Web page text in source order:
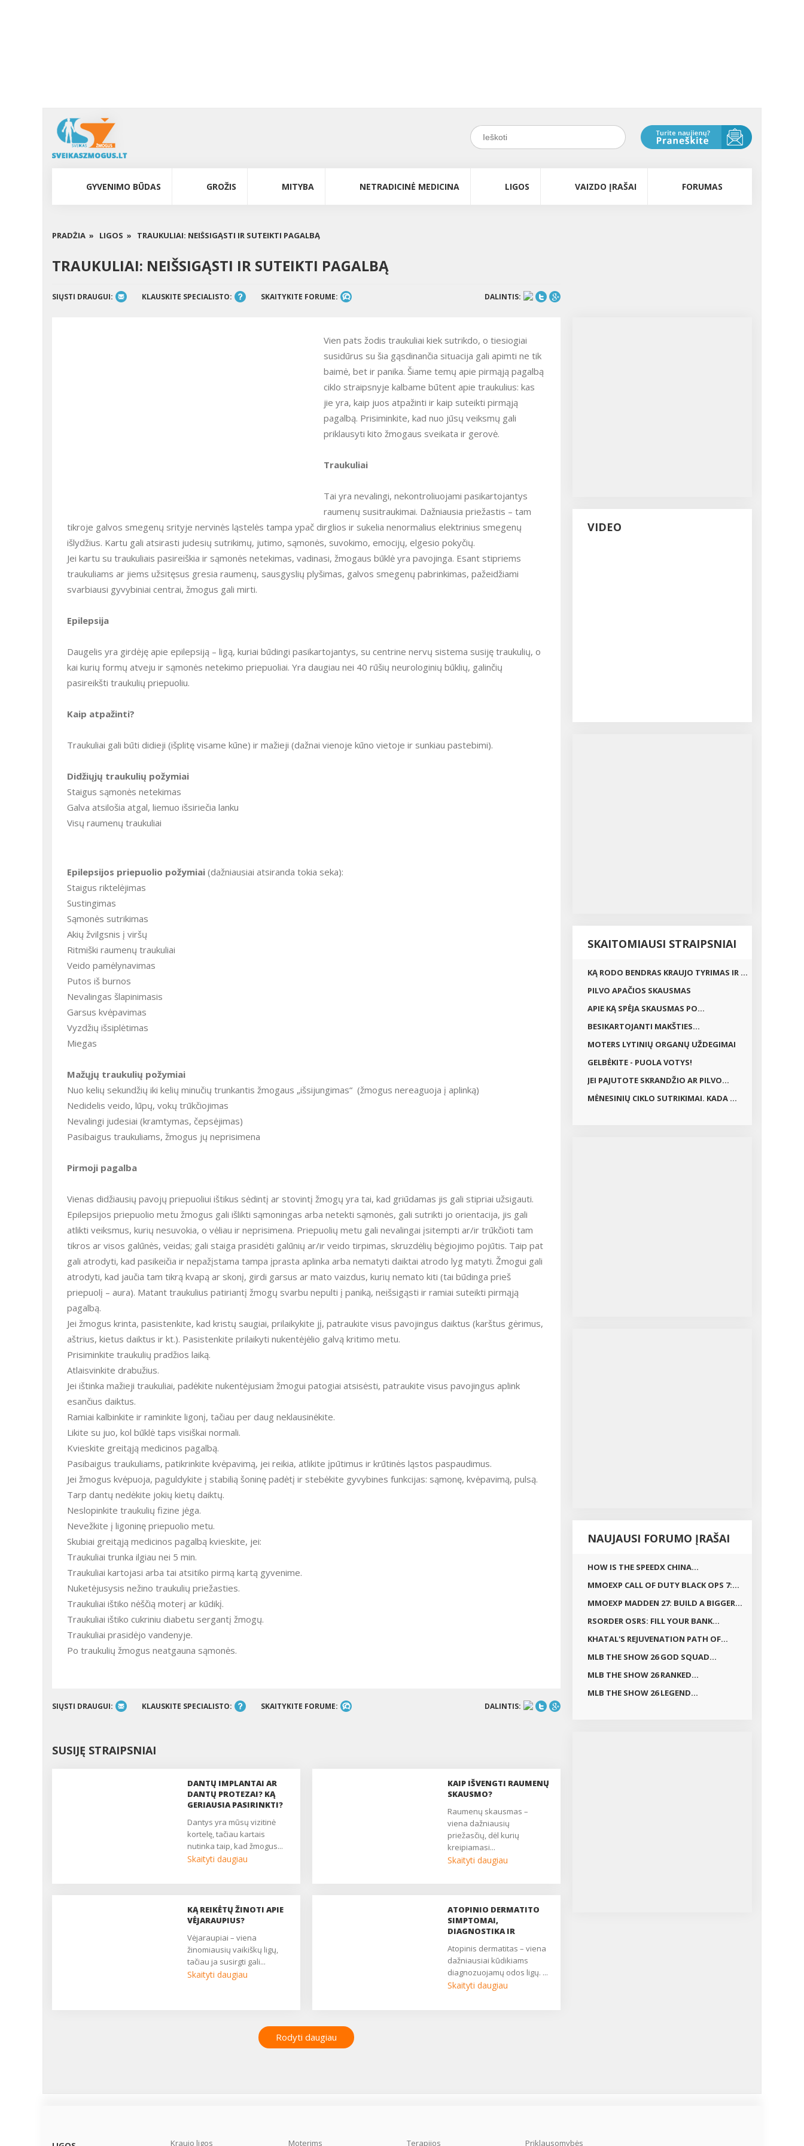
GYVENIMO BŪDAS GROŽIS MITYBA NETRADICINĖ MEDICINA LIGOS VAIZDO ĮRAŠAI FORUMAS
PRADŽIA » LIGOS » TRAUKULIAI: NEIŠSIGĄSTI IR SUTEIKTI PAGALBĄ
TRAUKULIAI: NEIŠSIGĄSTI IR SUTEIKTI PAGALBĄ
SIŲSTI DRAUGUI: KLAUSKITE SPECIALISTO: SKAITYKITE FORUME: DALINTIS:
Vien pats žodis traukuliai kiek sutrikdo, o tiesiogiai
susidūrus su šia gąsdinančia situacija gali apimti ne tik
baimė, bet ir panika. Šiame temų apie pirmąją pagalbą
ciklo straipsnyje kalbame būtent apie traukulius: kas
jie yra, kaip juos atpažinti ir kaip suteikti pirmąją
pagalbą. Prisiminkite, kad nuo jūsų veiksmų gali
priklausyti kito žmogaus sveikata ir gerovė.
Traukuliai
Tai yra nevalingi, nekontroliuojami pasikartojantys
raumenų susitraukimai. Dažniausia priežastis – tam
tikroje galvos smegenų srityje nervinės ląstelės tampa ypač dirglios ir sukelia nenormalius elektrinius smegenų
išlydžius. Kartu gali atsirasti judesių sutrikimų, jutimo, sąmonės, suvokimo, emocijų, elgesio pokyčių.
Jei kartu su traukuliais pasireiškia ir sąmonės netekimas, vadinasi, žmogaus būklė yra pavojinga. Esant stipriems
traukuliams ar jiems užsitęsus gresia raumenų, sausgyslių plyšimas, galvos smegenų pabrinkimas, pažeidžiami
svarbiausi gyvybiniai centrai, žmogus gali mirti.
Epilepsija
Daugelis yra girdėję apie epilepsiją – ligą, kuriai būdingi pasikartojantys, su centrine nervų sistema susiję traukulių, o
kai kurių formų atveju ir sąmonės netekimo priepuoliai. Yra daugiau nei 40 rūšių neurologinių būklių, galinčių
pasireikšti traukulių priepuoliu.
Kaip atpažinti?
Traukuliai gali būti didieji (išplitę visame kūne) ir mažieji (dažnai vienoje kūno vietoje ir sunkiau pastebimi).
Didžiųjų traukulių požymiai
Staigus sąmonės netekimas
Galva atsilošia atgal, liemuo išsiriečia lanku
Visų raumenų traukuliai
Epilepsijos priepuolio požymiai (dažniausiai atsiranda tokia seka):
Staigus riktelėjimas
Sustingimas
Sąmonės sutrikimas
Akių žvilgsnis į viršų
Ritmiški raumenų traukuliai
Veido pamėlynavimas
Putos iš burnos
Nevalingas šlapinimasis
Garsus kvėpavimas
Vyzdžių išsiplėtimas
Miegas
Mažųjų traukulių požymiai
Nuo kelių sekundžių iki kelių minučių trunkantis žmogaus „išsijungimas“ (žmogus nereaguoja į aplinką)
Nedidelis veido, lūpų, vokų trūkčiojimas
Nevalingi judesiai (kramtymas, čepsėjimas)
Pasibaigus traukuliams, žmogus jų neprisimena
Pirmoji pagalba
Vienas didžiausių pavojų priepuoliui ištikus sėdintį ar stovintį žmogų yra tai, kad griūdamas jis gali stipriai užsigauti.
Epilepsijos priepuolio metu žmogus gali išlikti sąmoningas arba netekti sąmonės, gali sutrikti jo orientacija, jis gali
atlikti veiksmus, kurių nesuvokia, o vėliau ir neprisimena. Priepuolių metu gali nevalingai įsitempti ar/ir trūkčioti tam
tikros ar visos galūnės, veidas; gali staiga prasidėti galūnių ar/ir veido tirpimas, skruzdėlių bėgiojimo pojūtis. Taip pat
gali atrodyti, kad pasikeičia ir nepažįstama tampa įprasta aplinka arba nematyti daiktai atrodo lyg matyti. Žmogui gali
atrodyti, kad jaučia tam tikrą kvapą ar skonį, girdi garsus ar mato vaizdus, kurių nemato kiti (tai būdinga prieš
priepuolį – aura). Matant traukulius patiriantį žmogų svarbu nepulti į paniką, neišsigąsti ir ramiai suteikti pirmąją
pagalbą.
Jei žmogus krinta, pasistenkite, kad kristų saugiai, prilaikykite jį, patraukite visus pavojingus daiktus (karštus gėrimus,
aštrius, kietus daiktus ir kt.). Pasistenkite prilaikyti nukentėjėlio galvą kritimo metu.
Prisiminkite traukulių pradžios laiką.
Atlaisvinkite drabužius.
Jei ištinka mažieji traukuliai, padėkite nukentėjusiam žmogui patogiai atsisėsti, patraukite visus pavojingus aplink
esančius daiktus.
Ramiai kalbinkite ir raminkite ligonį, tačiau per daug neklausinėkite.
Likite su juo, kol būklė taps visiškai normali.
Kvieskite greitąją medicinos pagalbą.
Pasibaigus traukuliams, patikrinkite kvėpavimą, jei reikia, atlikite įpūtimus ir krūtinės ląstos paspaudimus.
Jei žmogus kvėpuoja, paguldykite į stabilią šoninę padėtį ir stebėkite gyvybines funkcijas: sąmonę, kvėpavimą, pulsą.
Tarp dantų nedėkite jokių kietų daiktų.
Neslopinkite traukulių fizine jėga.
Nevežkite į ligoninę priepuolio metu.
Skubiai greitąją medicinos pagalbą kvieskite, jei:
Traukuliai trunka ilgiau nei 5 min.
Traukuliai kartojasi arba tai atsitiko pirmą kartą gyvenime.
Nuketėjusysis nežino traukulių priežasties.
Traukuliai ištiko nėščią moterį ar kūdikį.
Traukuliai ištiko cukriniu diabetu sergantį žmogų.
Traukuliai prasidėjo vandenyje.
Po traukulių žmogus neatgauna sąmonės.
SIŲSTI DRAUGUI: KLAUSKITE SPECIALISTO: SKAITYKITE FORUME: DALINTIS:
SUSIJĘ STRAIPSNIAI
DANTŲ IMPLANTAI AR
DANTŲ PROTEZAI? KĄ
GERIAUSIA PASIRINKTI?
dantys yra mūsų vizitinė
kortelę, tačiau kartais
nutinka taip, kad žmogus...
Skaityti daugiau
KAIP IŠVENGTI RAUMENŲ
SKAUSMO?
raumenų skausmas –
viena dažniausių
priežasčių, dėl kurių
kreipiamasi...
Skaityti daugiau
KĄ REIKĖTŲ ŽINOTI APIE
VĖJARAUPIUS?
vėjaraupiai – viena
žinomiausių vaikiškų ligų,
tačiau ja susirgti gali...
Skaityti daugiau
ATOPINIO DERMATITO
SIMPTOMAI,
DIAGNOSTIKA IR
atopinis dermatitas – viena
dažniausiai kūdikiams
diagnozuojamų odos ligų. ...
Skaityti daugiau
Rodyti daugiau
VIDEO
SKAITOMIAUSI STRAIPSNIAI
KĄ RODO BENDRAS KRAUJO TYRIMAS IR ...
PILVO APAČIOS SKAUSMAS
APIE KĄ SPĖJA SKAUSMAS PO...
BESIKARTOJANTI MAKŠTIES...
MOTERS LYTINIŲ ORGANŲ UŽDEGIMAI
GELBĖKITE - PUOLA VOTYS!
JEI PAJUTOTE SKRANDŽIO AR PILVO...
MĖNESINIŲ CIKLO SUTRIKIMAI. KADA ...
NAUJAUSI FORUMO ĮRAŠAI
HOW IS THE SPEEDX CHINA...
MMOEXP CALL OF DUTY BLACK OPS 7:...
MMOEXP MADDEN 27: BUILD A BIGGER...
RSORDER OSRS: FILL YOUR BANK...
KHATAL'S REJUVENATION PATH OF...
MLB THE SHOW 26 GOD SQUAD...
MLB THE SHOW 26 RANKED...
MLB THE SHOW 26 LEGEND...
Kraujo ligos Moterims Terapijos Priklausomybės